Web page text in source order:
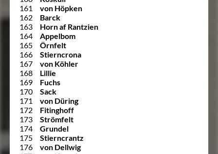
161
von Höpken
162
Barck
163
Horn af Rantzien
164
Appelbom
165
Örnfelt
166
Stierncrona
167
von Köhler
168
Lillie
169
Fuchs
170
Sack
171
von Düring
172
Fitinghoff
173
Strömfelt
174
Grundel
175
Stierncrantz
176
von Dellwig